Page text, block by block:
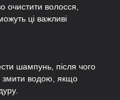
очистити волосся,
ці важливі
шампунь, після чого
змити водою, якщо